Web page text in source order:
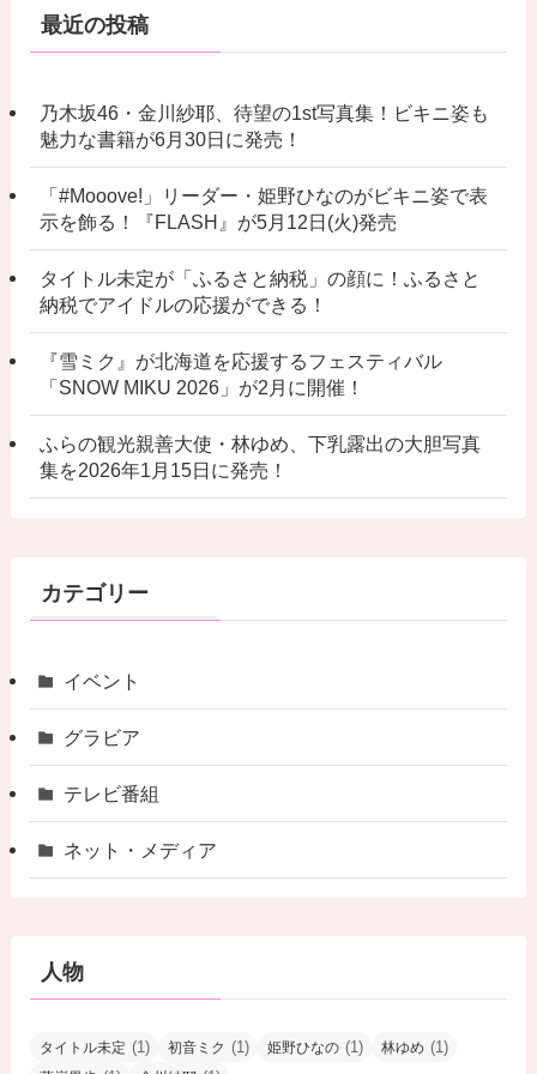
最近の投稿
乃木坂46・金川紗耶、待望の1st写真集！ビキニ姿も
魅力な書籍が6月30日に発売！
「#Mooove!」リーダー・姫野ひなのがビキニ姿で表
示を飾る！『FLASH』が5月12日(火)発売
タイトル未定が「ふるさと納税」の顔に！ふるさと
納税でアイドルの応援ができる！
『雪ミク』が北海道を応援するフェスティバル
「SNOW MIKU 2026」が2月に開催！
ふらの観光親善大使・林ゆめ、下乳露出の大胆写真
集を2026年1月15日に発売！
カテゴリー
イベント
グラビア
テレビ番組
ネット・メディア
人物
タイトル未定 (1) 初音ミク (1) 姫野ひなの (1) 林ゆめ (1)